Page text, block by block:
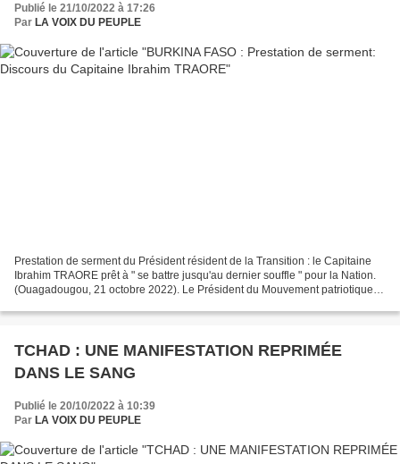
Publié le 21/10/2022 à 17:26
Par LA VOIX DU PEUPLE
Prestation de serment du Président résident de la Transition : le Capitaine
Ibrahim TRAORE prêt à " se battre jusqu'au dernier souffle " pour la Nation.
(Ouagadougou, 21 octobre 2022). Le Président du Mouvement patriotique
TCHAD : UNE MANIFESTATION REPRIMÉE
DANS LE SANG
Publié le 20/10/2022 à 10:39
Par LA VOIX DU PEUPLE